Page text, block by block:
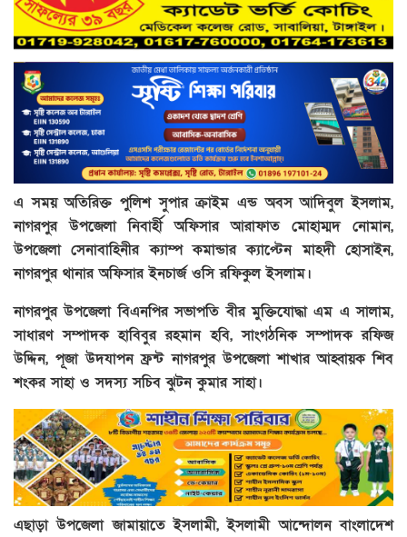
এ সময় অতিরিক্ত পুলিশ সুপার ক্রাইম এন্ড অবস আদিবুল ইসলাম,
নাগরপুর উপজেলা নিবার্হী অফিসার আরাফাত মোহাম্মদ নোমান,
উপজেলা সেনাবাহিনীর ক্যাম্প কমান্ডার ক্যাপ্টেন মাহদী হোসাইন,
নাগরপুর থানার অফিসার ইনচার্জ ওসি রফিকুল ইসলাম।
নাগরপুর উপজেলা বিএনপির সভাপতি বীর মুক্তিযোদ্ধা এম এ সালাম,
সাধারণ সম্পাদক হাবিবুর রহমান হবি, সাংগঠনিক সম্পাদক রফিজ
উদ্দিন, পূজা উদযাপন ফ্রন্ট নাগরপুর উপজেলা শাখার আহ্বায়ক শিব
শংকর সাহা ও সদস্য সচিব ঝুটন কুমার সাহা।
এছাড়া উপজেলা জামায়াতে ইসলামী, ইসলামী আন্দোলন বাংলাদেশ